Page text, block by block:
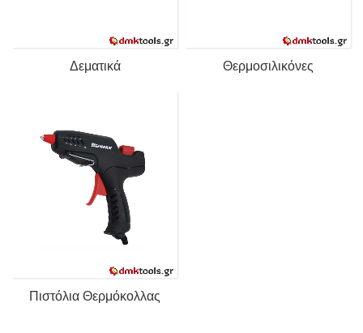
Δεματικά Θερμοσιλικόνες
Πιστόλια Θερμόκολλας